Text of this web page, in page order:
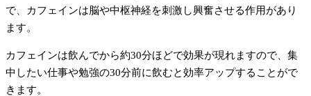
で、カフェインは脳や中枢神経を刺激し興奮させる作用があり
ます。
カフェインは飲んでから約30分ほどで効果が現れますので、集
中したい仕事や勉強の30分前に飲むと効率アップすることがで
きます。